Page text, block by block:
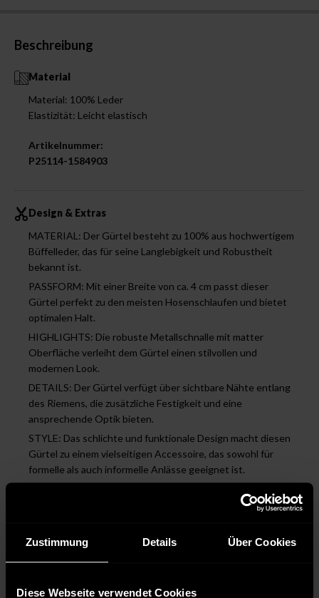
Zustimmung Details Über Cookies
Diese Webseite verwendet Cookies
Beschreibung
Material
Material: 100% Leder
Elastizität: Leicht elastisch
Artikelnummer:
P25114-1584903
Design & Extras
MATERIAL: Der Gürtel besteht zu 100% aus hochwertigem
Büffelleder, das für seine Langlebigkeit und Robustheit
bekannt ist.
PASSFORM: Mit einer Breite von ca. 4 cm passt dieser
Gürtel perfekt zu den meisten Hosenschlaufen und bietet
optimalen Halt.
HIGHLIGHTS: Die robuste Metallschnalle mit matter
Oberfläche verleiht dem Gürtel einen stilvollen und
modernen Look.
DETAILS: Der Gürtel verfügt über sichtbare Nähte entlang
des Riemens, die zusätzliche Festigkeit und eine
ansprechende Optik bieten.
STYLE: Das schlichte und funktionale Design macht diesen
Gürtel zu einem vielseitigen Accessoire, das sowohl für
formelle als auch informelle Anlässe geeignet ist.